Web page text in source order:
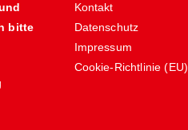
bitte
Kontakt
Datenschutz
Impressum
Cookie-Richtlinie (EU)